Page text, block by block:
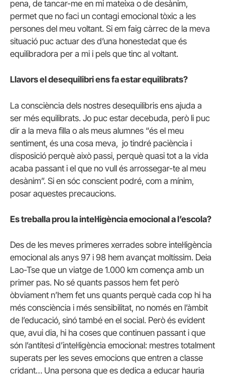
pena, de tancar-me en mi mateixa o de desànim,
permet que no faci un contagi emocional tòxic a les
persones del meu voltant. Si em faig càrrec de la meva
situació puc actuar des d’una honestedat que és
equilibradora per a mi i pels que tinc al voltant.
Llavors el desequilibri ens fa estar equilibrats?
La consciència dels nostres desequilibris ens ajuda a
ser més equilibrats. Jo puc estar decebuda, però li puc
dir a la meva filla o als meus alumnes “és el meu
sentiment, és una cosa meva, jo tindré paciència i
disposició perquè això passi, perquè quasi tot a la vida
acaba passant i el que no vull és arrossegar-te al meu
desànim”. Si en sóc conscient podré, com a mínim,
posar aquestes precaucions.
Es treballa prou la intel·ligència emocional a l’escola?
Des de les meves primeres xerrades sobre intel·ligència
emocional als anys 97 i 98 hem avançat moltíssim. Deia
Lao-Tse que un viatge de 1.000 km comença amb un
primer pas. No sé quants passos hem fet però
òbviament n’hem fet uns quants perquè cada cop hi ha
més consciència i més sensibilitat, no només en l’àmbit
de l’educació, sinó també en el social. Però és evident
que, avui dia, hi ha coses que continuen passant i que
són l’antítesi d’intel·ligència emocional: mestres totalment
superats per les seves emocions que entren a classe
cridant… Una persona que es dedica a educar hauria